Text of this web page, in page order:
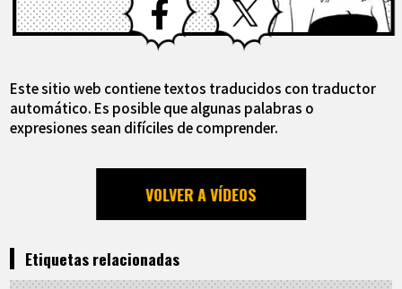
Este sitio web contiene textos traducidos con traductor
automático. Es posible que algunas palabras o
expresiones sean difíciles de comprender.
VOLVER A VÍDEOS
Etiquetas relacionadas